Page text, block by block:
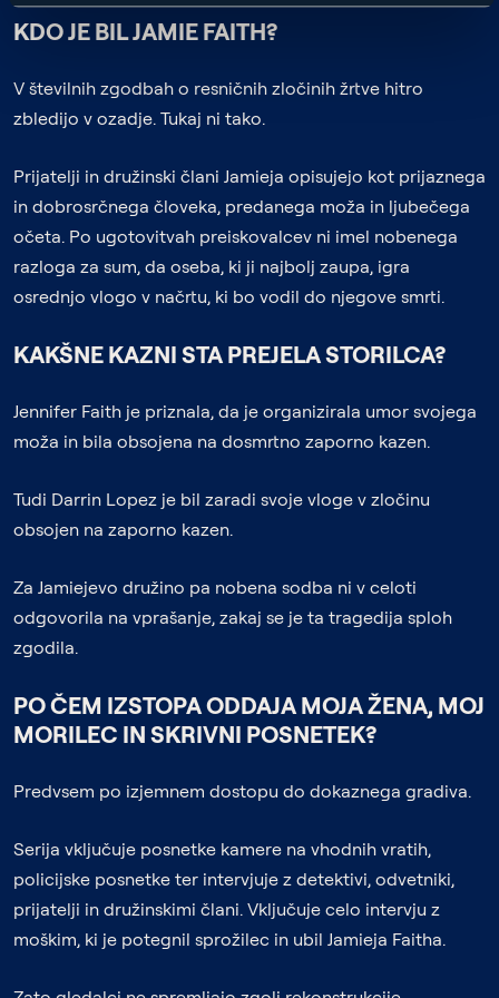
KDO JE BIL JAMIE FAITH?
V številnih zgodbah o resničnih zločinih žrtve hitro
zbledijo v ozadje. Tukaj ni tako.
Prijatelji in družinski člani Jamieja opisujejo kot prijaznega
in dobrosrčnega človeka, predanega moža in ljubečega
očeta. Po ugotovitvah preiskovalcev ni imel nobenega
razloga za sum, da oseba, ki ji najbolj zaupa, igra
osrednjo vlogo v načrtu, ki bo vodil do njegove smrti.
KAKŠNE KAZNI STA PREJELA STORILCA?
Jennifer Faith je priznala, da je organizirala umor svojega
moža in bila obsojena na dosmrtno zaporno kazen.
Tudi Darrin Lopez je bil zaradi svoje vloge v zločinu
obsojen na zaporno kazen.
Za Jamiejevo družino pa nobena sodba ni v celoti
odgovorila na vprašanje, zakaj se je ta tragedija sploh
zgodila.
PO ČEM IZSTOPA ODDAJAMOJA ŽENA, MOJ
MORILEC IN SKRIVNI POSNETEK?
Predvsem po izjemnem dostopu do dokaznega gradiva.
Serija vključuje posnetke kamere na vhodnih vratih,
policijske posnetke ter intervjuje z detektivi, odvetniki,
prijatelji in družinskimi člani. Vključuje celo intervju z
moškim, ki je potegnil sprožilec in ubil Jamieja Faitha.